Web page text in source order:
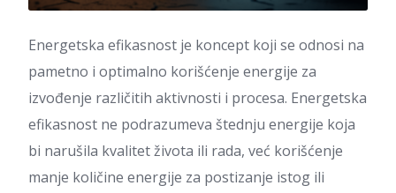
Energetska efikasnost je koncept koji se odnosi na
pametno i optimalno korišćenje energije za
izvođenje različitih aktivnosti i procesa. Energetska
efikasnost ne podrazumeva štednju energije koja
bi narušila kvalitet života ili rada, već korišćenje
manje količine energije za postizanje istog ili